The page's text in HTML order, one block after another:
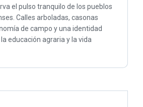
el pulso tranquilo de los pueblos
Calles arboladas, casonas
de campo y una identidad
educación agraria y la vida